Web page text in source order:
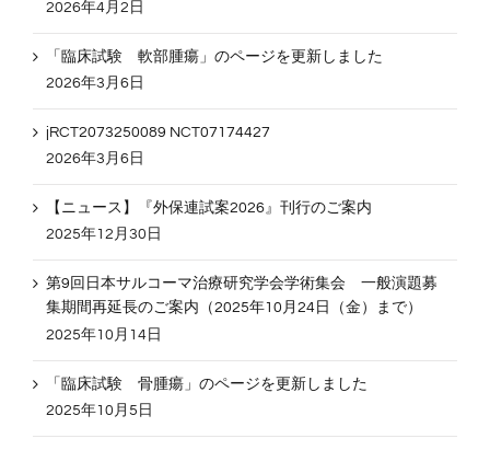
2026年4月2日
「臨床試験 軟部腫瘍」のページを更新しました
2026年3月6日
jRCT2073250089 NCT07174427
2026年3月6日
【ニュース】『外保連試案2026』刊行のご案内
2025年12月30日
第9回日本サルコーマ治療研究学会学術集会 一般演題募
集期間再延長のご案内（2025年10月24日（金）まで）
2025年10月14日
「臨床試験 骨腫瘍」のページを更新しました
2025年10月5日